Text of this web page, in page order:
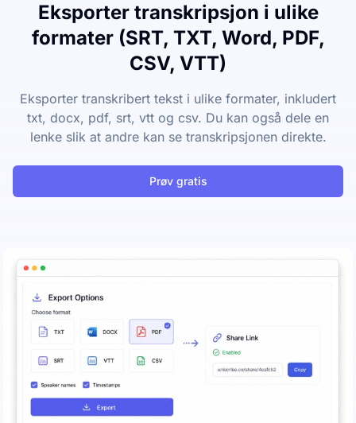
Eksporter transkripsjon i ulike
formater (SRT, TXT, Word, PDF,
CSV, VTT)
Eksporter transkribert tekst i ulike formater, inkludert
txt, docx, pdf, srt, vtt og csv. Du kan også dele en
lenke slik at andre kan se transkripsjonen direkte.
Prøv gratis